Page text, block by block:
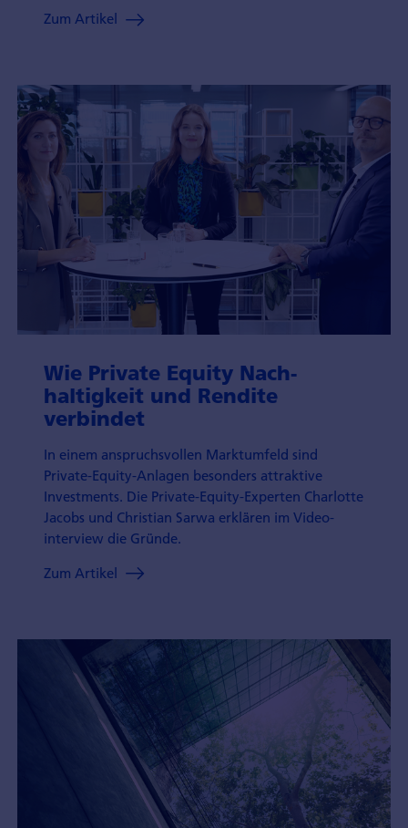
Zum Artikel
Wie Private Equity Nach­
haltigkeit und Rendite
verbindet
In einem anspruchs­vollen Markt­umfeld sind
Private-Equity-Anlagen besonders attraktive
Investments. Die Private-Equity-Experten Charlotte
Jacobs und Christian Sarwa erklären im Video­
interview die Gründe.
Zum Artikel